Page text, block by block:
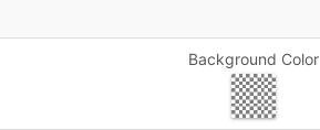
Background Color